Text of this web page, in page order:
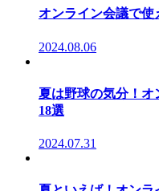
オンライン会議で使
2024.08.06
夏は野球の気分！オ
18選
2024.07.31